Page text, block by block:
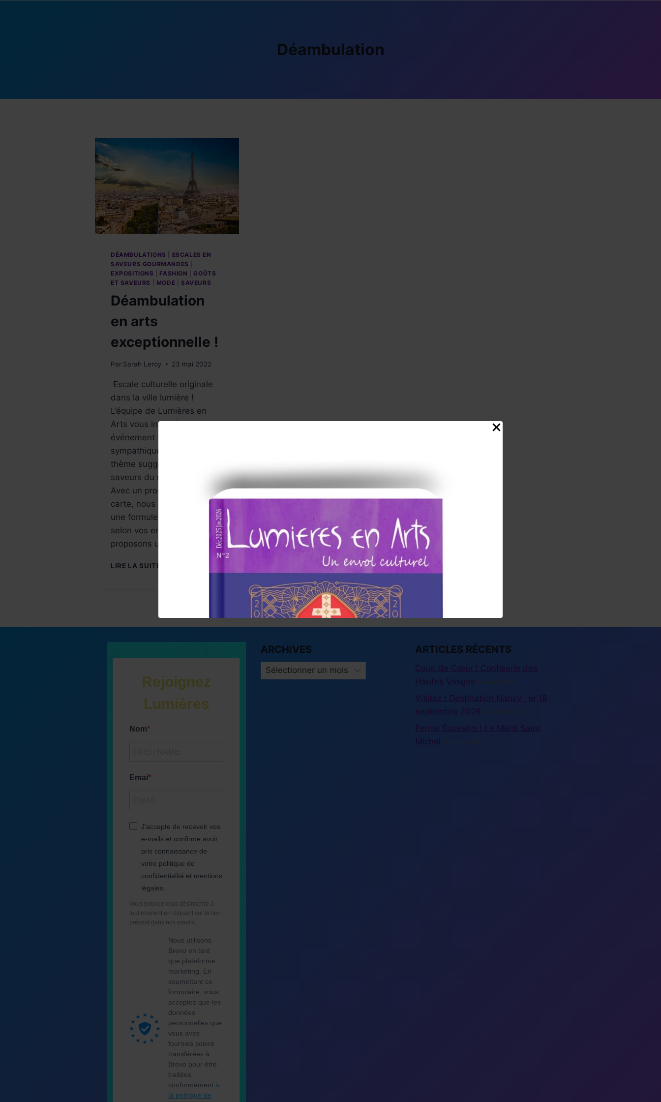
Déambulation
DÉAMBULATIONS
ESCALES EN
SAVEURS GOURMANDES
EXPOSITIONS
FASHION
GOÛTS
ET SAVEURS
MODE SAVEURS
Déambulation
en arts
exceptionnelle !
Par Sarah Leroy 23 mai 2022
Escale culturelle originale
dans la ville lumière !
L’équipe de Lumières en
Arts vous invite à un
événement très
sympathique. Pour un
thème suggéré : Arts et
saveurs du monde à Paris.
Avec un programme à la
carte, nous vous proposons
une formule de 1 à 4 jours
selon vos envies. Nous vous
proposons une…
LIRE LA SUITE
Rejoignez
Lumières
Nom
Emai
J'accepte de recevoir vos
e-mails et confirme avoir
pris connaissance de
votre politique de
confidentialité et mentions
légales.
Vous pouvez vous désinscrire à
tout moment en cliquant sur le lien
présent dans nos emails.
Nous utilisons
Brevo en tant
que plateforme
marketing. En
soumettant ce
formulaire, vous
acceptez que les
données
personnelles que
vous avez
fournies soient
transférées à
Brevo pour être
traitées
conformément à
la politique de
ARCHIVES
ARCHIVES
ARTICLES RÉCENTS
Coup de Cœur ! Confiserie des
Hautes Vosges
Visitez ! Destination Nancy , le 18
septembre 2026
Ferme Équestre ! Le Ménil Saint
Michel